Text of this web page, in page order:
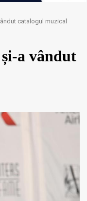
catalogul muzical
a vândut